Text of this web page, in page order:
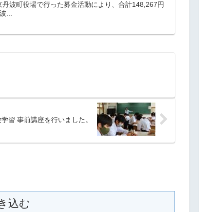
波町役場で行った募金活動により、合計148,267円
...
習 事前講座を行いました。
込む